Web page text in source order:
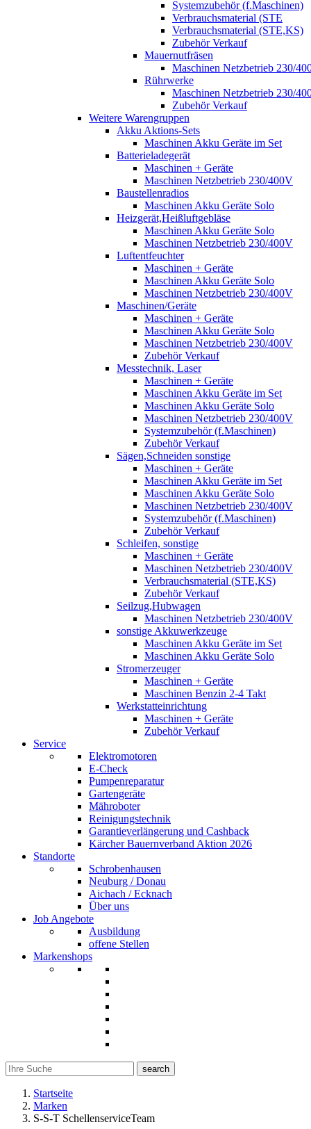
Systemzubehör (f.Maschinen)
Verbrauchsmaterial (STE
Verbrauchsmaterial (STE,KS)
Zubehör Verkauf
Mauernutfräsen
Maschinen Netzbetrieb 230/
Rührwerke
Maschinen Netzbetrieb 230/
Zubehör Verkauf
Weitere Warengruppen
Akku Aktions-Sets
Maschinen Akku Geräte im Set
Batterieladegerät
Maschinen + Geräte
Maschinen Netzbetrieb 230/400V
Baustellenradios
Maschinen Akku Geräte Solo
Heizgerät,Heißluftgebläse
Maschinen Akku Geräte Solo
Maschinen Netzbetrieb 230/400V
Luftentfeuchter
Maschinen + Geräte
Maschinen Akku Geräte Solo
Maschinen Netzbetrieb 230/400V
Maschinen/Geräte
Maschinen + Geräte
Maschinen Akku Geräte Solo
Maschinen Netzbetrieb 230/400V
Zubehör Verkauf
Messtechnik, Laser
Maschinen + Geräte
Maschinen Akku Geräte im Set
Maschinen Akku Geräte Solo
Maschinen Netzbetrieb 230/400V
Systemzubehör (f.Maschinen)
Zubehör Verkauf
Sägen,Schneiden sonstige
Maschinen + Geräte
Maschinen Akku Geräte im Set
Maschinen Akku Geräte Solo
Maschinen Netzbetrieb 230/400V
Systemzubehör (f.Maschinen)
Zubehör Verkauf
Schleifen, sonstige
Maschinen + Geräte
Maschinen Netzbetrieb 230/400V
Verbrauchsmaterial (STE,KS)
Zubehör Verkauf
Seilzug,Hubwagen
Maschinen Netzbetrieb 230/400V
sonstige Akkuwerkzeuge
Maschinen Akku Geräte im Set
Maschinen Akku Geräte Solo
Stromerzeuger
Maschinen + Geräte
Maschinen Benzin 2-4 Takt
Werkstatteinrichtung
Maschinen + Geräte
Zubehör Verkauf
Service
Elektromotoren
E-Check
Pumpenreparatur
Gartengeräte
Mähroboter
Reinigungstechnik
Garantieverlängerung und Cashback
Kärcher Bauernverband Aktion 2026
Standorte
Schrobenhausen
Neuburg / Donau
Aichach / Ecknach
Über uns
Job Angebote
Ausbildung
offene Stellen
Markenshops
search
Startseite
Marken
S-S-T SchellenserviceTeam